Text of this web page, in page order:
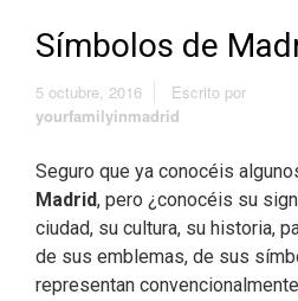
Símbolos de
5 octubre, 2016
Escrito por
yourfamilyinmadrid
Seguro que ya conocéis
Madrid, pero ¿conocéis su
ciudad, su cultura, su historia,
de sus emblemas, de sus
representan